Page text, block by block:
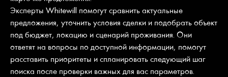
Эксперты Whitewill помогут сравнить актуальные
предложения, уточнить условия сделки и подобрать объект
под бюджет, локацию и сценарий проживания. Они
ответят на вопросы по доступной информации, помогут
расставить приоритеты и спланировать следующий шаг
поиска после проверки важных для вас параметров.